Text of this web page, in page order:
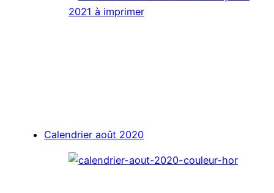
Calendrier août 2020